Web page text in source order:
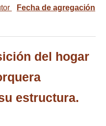
Fecha de agregación
del hogar
estructura.